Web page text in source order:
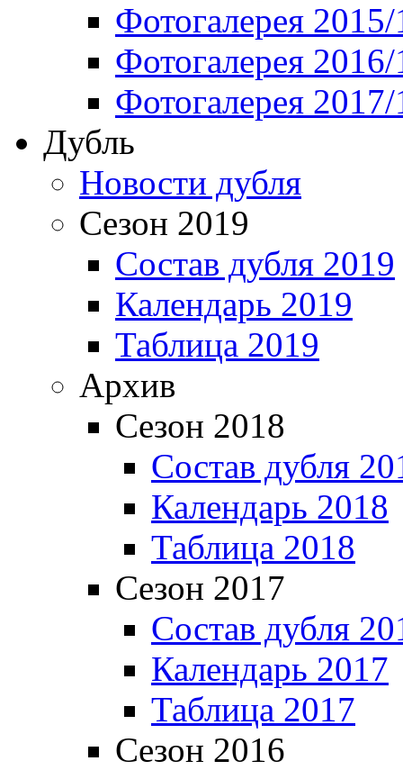
Фотогалерея
Фотогалерея
Фотогалерея
Дубль
Новости дубля
Сезон 2019
Состав дубля 2019
Календарь 2019
Таблица 2019
Архив
Сезон 2018
Состав дубля
Календарь 2018
Таблица 2018
Сезон 2017
Состав дубля
Календарь 2017
Таблица 2017
Сезон 2016